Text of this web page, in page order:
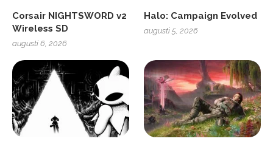
Corsair NIGHTSWORD v2
Wireless SD
augusti 6, 2026
Halo: Campaign Evolved
augusti 5, 2026